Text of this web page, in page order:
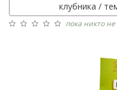
клубника /
пока никто